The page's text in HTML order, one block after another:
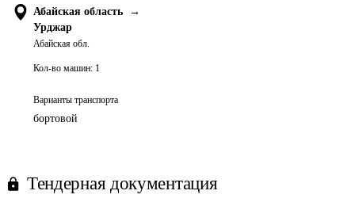
Абайская область
→
Урджар
Абайская обл.
Кол-во машин: 1
Варианты транспорта
бортовой
Тендерная документация